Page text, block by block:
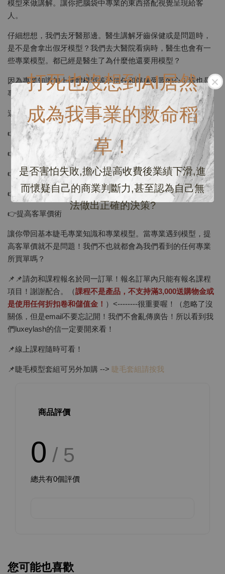
打死也沒想到AI居然
成為我事業的救命稻
草！
是否害怕失敗,擔心提高收費後業績下滑,進
而懷疑自己的商業判斷力,甚至認為自己無
法做出正確的決策?
模型來做講解。讓你把腦袋中專業的東西搭配視覺呈現給客
人。
仔細想想，我們去牙醫那邊。醫生講解牙齒保健或是問題時，
是不是會拿出假牙模型？我們去大醫院看病時，醫生也會有一
些專業模型。都已經是醫生了為什麼他還要用模型？
因為專業知識加上硬體模型等於信任和俘虜受眾的心！這也是
專業的表象。
這堂課程將會讓你學到：
👉認識你的毛料
👉坊間毛料差異
👉分辨毛料優勢
👉正確教育客人
👉提高客單價術
讓你帶回基本睫毛專業知識和專業模型。當專業遇到模型，提
高客單價就不是問題！我們不也就都會為我們看到的任何專業
所買單嗎？
📌📌請勿和課程報名於同一訂單！報名訂單內只能有報名課程
項目！謝謝配合。（課程不是產品，不支持滿3,000送購物金或
是使用任何折扣卷和儲值金！ ）<--------很重要喔！（忽略了沒
關係，但是email不要忘記開！我們不會亂傳廣告！所以看到我
們luxeylash的信一定要開來看！
📌線上課程隨時可看！
📌睫毛模型套組可另外加購 --> 睫毛套組請按我
商品評價
0 / 5
總共有0個評價
您可能也喜歡